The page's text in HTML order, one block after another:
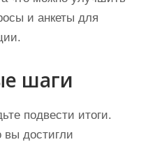
и анкеты для
шаги
подвести итоги.
вы достигли